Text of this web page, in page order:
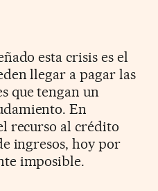
esta crisis es el
llegar a pagar las
que tengan un
En
recurso al crédito
ingresos, hoy por
imposible.